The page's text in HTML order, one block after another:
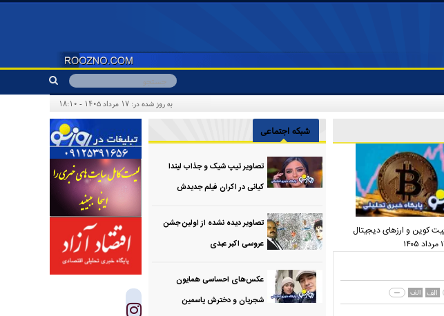
به روز شده در: ۱۷ مرداد ۱۴۰۵ - ۱۸:۱۰
کوین و ارز‌های دیجیتال
الف الف
شبکه اجتماعی
تصاویر تیپ شیک و جذاب لیندا
کیانی در اکران فیلم جدیدش
تصاویر دیده نشده از اولین جشن
عروسی اکبر عبدی
عکس‌های احساسی همایون
شجریان و دخترش یاسمین